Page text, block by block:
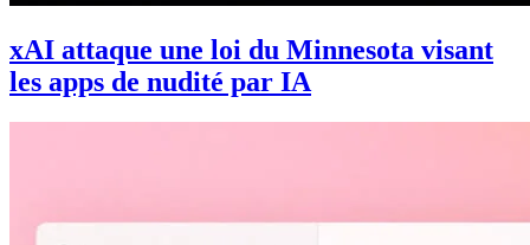
xAI attaque une loi du Minnesota visant
les apps de nudité par IA